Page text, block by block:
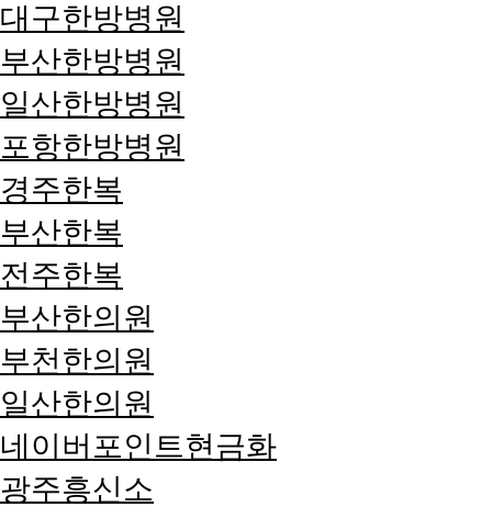
대구한방병원
부산한방병원
일산한방병원
포항한방병원
경주한복
부산한복
전주한복
부산한의원
부천한의원
일산한의원
네이버포인트현금화
광주흥신소